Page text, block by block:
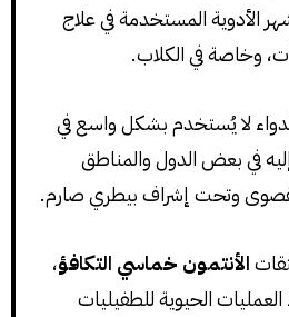
الأدوية المستخدمة في علاج
وخاصة في الكلاب.
لا يُستخدم بشكل واسع في
في بعض الدول والمناطق
وتحت إشراف بيطري صارم.
الأنتمون خماسي التكافؤ،
الحيوية للطفيليات